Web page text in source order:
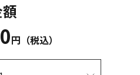
円（税込）